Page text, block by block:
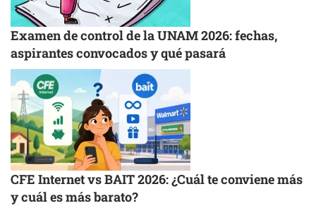
Examen de control de la UNAM 2026: fechas,
aspirantes convocados y qué pasará
CFE Internet vs BAIT 2026: ¿Cuál te conviene más
y cuál es más barato?